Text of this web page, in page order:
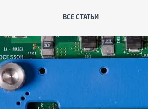
ВСЕ СТАТЬИ